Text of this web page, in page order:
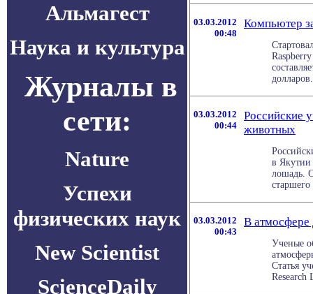
Альмагест
Наука и культура
Журналы в
сети:
Nature
Успехи
физических наук
New Scientist
ScienceDaily
03.03.2012
00:48
Компьютер
03.03.2012
00:44
Российские
животных
в
лошадь.
03.03.2012
00:43
В
Ученые
Статья
Research